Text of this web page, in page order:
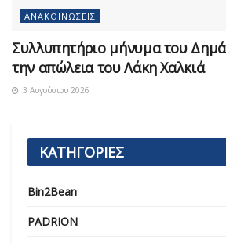
ΑΝΑΚΟΙΝΏΣΕΙΣ
Συλλυπητήριο μήνυμα του
την απώλεια του Λάκη Χαλκιά
3 Αυγούστου 2026
ΚΑΤΗΓΟΡΙΕΣ
Bin2Bean
PADRION